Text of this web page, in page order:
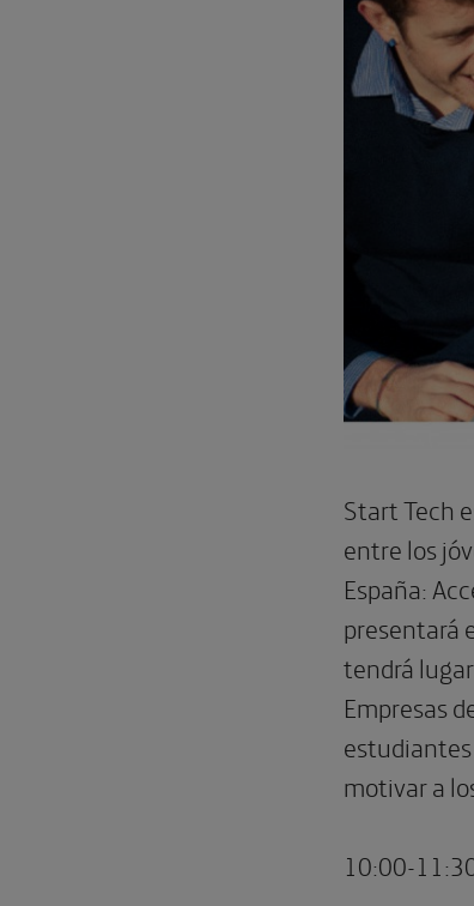
Start Tech
entre los
España:
presentará
tendrá
Empresas
estudiantes
motivar a
10:00-